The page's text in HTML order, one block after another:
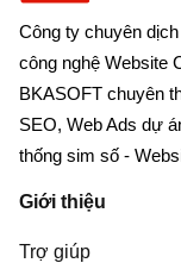
Công ty chuyên
công nghệ Website
BKASOFT chuyên
SEO, Web Ads dự
thống sim số -
Giới thiệu
Trợ giúp